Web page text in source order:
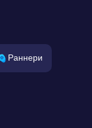
Раннери